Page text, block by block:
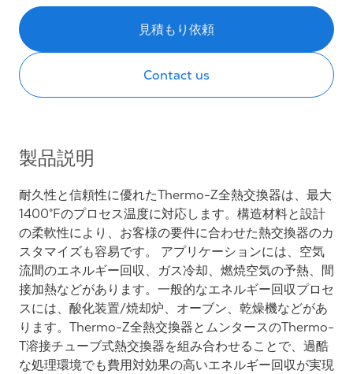
見積もり依頼
Contact us
製品説明
耐久性と信頼性に優れたThermo-Z全熱交換器は、最大
1400°Fのプロセス温度に対応します。構造材料と設計
の柔軟性により、お客様の要件に合わせた熱交換器のカ
スタマイズも容易です。 アプリケーションには、空気
流間のエネルギー回収、ガス冷却、燃焼空気の予熱、間
接加熱などがあります。一般的なエネルギー回収プロセ
スには、酸化装置/焼却炉、オーブン、乾燥機などがあ
ります。Thermo-Z全熱交換器とムンタースのThermo-
T溶接チューブ式熱交換器を組み合わせることで、過酷
な処理環境でも費用対効果の高いエネルギー回収が実現